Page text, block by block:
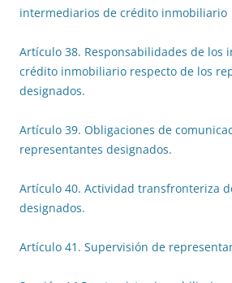
intermediarios de crédito inmobiliario
Artículo 38. Responsabilidades de los
crédito inmobiliario respecto de los
designados.
Artículo 39. Obligaciones de
representantes designados.
Artículo 40. Actividad transfronteriza
designados.
Artículo 41. Supervisión de